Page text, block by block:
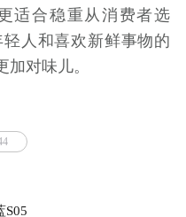
适合稳重从消费者选
人和喜欢新鲜事物的
对味儿。
S05